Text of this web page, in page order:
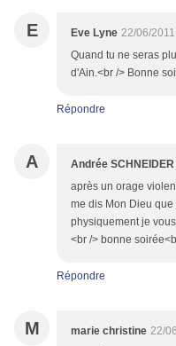
E Eve Lyne 22/06/
Quand tu ne seras
d'Ain.<br /> Bonne
Répondre
A Andrée SCHNEIDER
après un orage
me dis Mon Dieu
physiquement je
<br /> bonne
Répondre
M marie christine 22/